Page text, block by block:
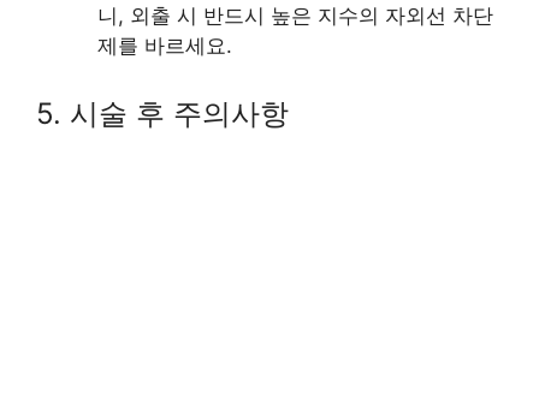
니, 외출 시 반드시 높은 지수의 자외선 차단
제를 바르세요.
5. 시술 후 주의사항